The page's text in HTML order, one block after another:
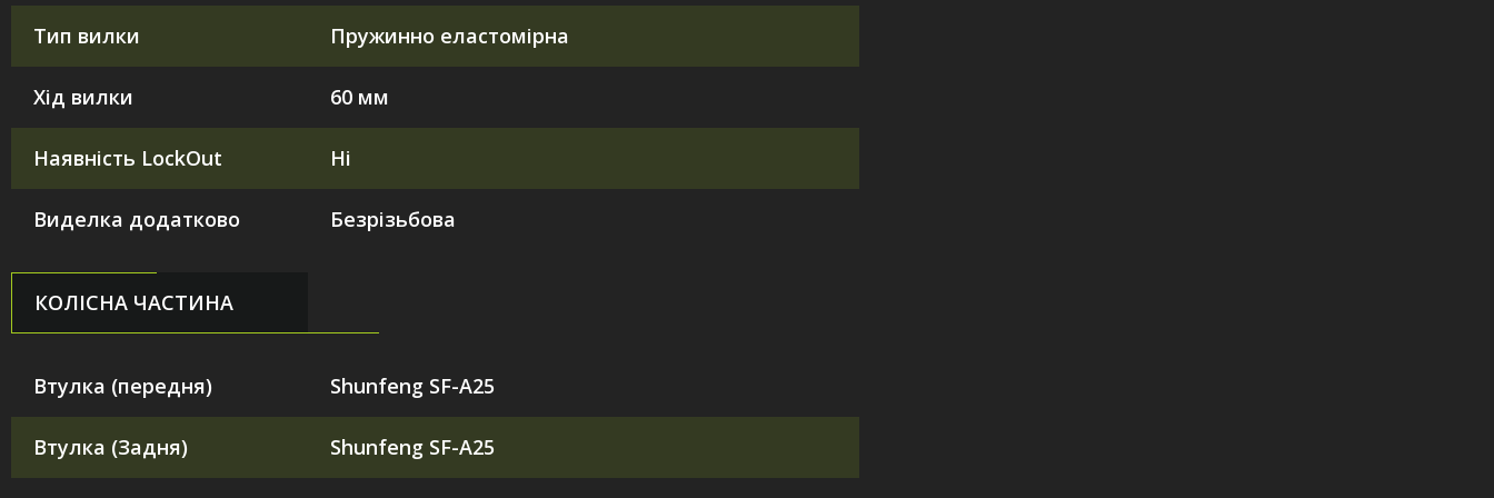
Тип вилки Пружинно еластомірна
Хід вилки 60 мм
Наявність LockOut Ні
Виделка додатково Безрізьбова
КОЛІСНА ЧАСТИНА
Втулка (передня) Shunfeng SF-A25
Втулка (Задня) Shunfeng SF-A25